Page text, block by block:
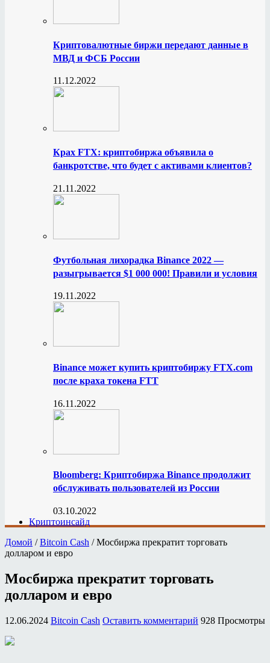
Криптовалютные биржи передают данные в
МВД и ФСБ России
11.12.2022
Крах FTX: криптобиржа объявила о
банкротстве, что будет с активами клиентов?
21.11.2022
Футбольная лихорадка Binance 2022 —
разыгрывается $1 000 000! Правили и условия
19.11.2022
Binance может купить криптобиржу FTX.com
после краха токена FTT
16.11.2022
Bloomberg: Криптобиржа Binance продолжит
обслуживать пользователей из России
03.10.2022
Криптоинсайд
Домой / Bitcoin Cash / Мосбиржа прекратит торговать
долларом и евро
Мосбиржа прекратит торговать
долларом и евро
12.06.2024 Bitcoin Cash Оставить комментарий 928 Просмотры